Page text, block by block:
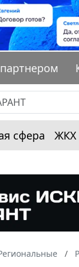
сфера ЖКХ